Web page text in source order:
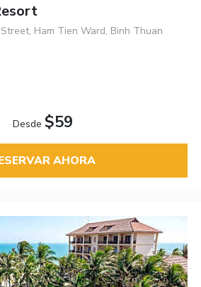
Ham Tien Ward, Binh Thuan
Desde $59
AHORA